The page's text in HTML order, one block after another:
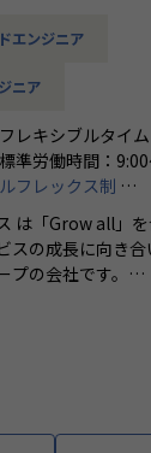
利用されている
トの運営を推進
務をご担当いた
と発生課題の解決
テム運用業務全
ーリング、チュ
沿った開発
エンジニア
ニア
レキシブルタイ
イム：なし 標準労働時間：
フレックス制
有無： 有（月平
分
は「Grow all」を
スの成長に向き合
プの会社です。
じて、お客様のビ